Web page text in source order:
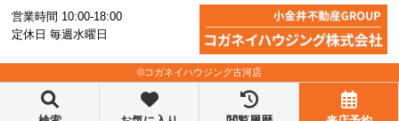
営業時間 10:00-18:00
定休日 毎週水曜日
©コガネイハウジング古河店